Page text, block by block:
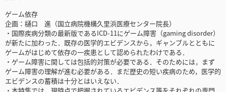
ゲーム依存
企画：樋口 進（国立病院機構久里浜医療センター院長）
・国際疾病分類の最新版であるICD-11にゲーム障害（gaming disorder）
が新たに加わった．既存の医学的エビデンスから，ギャンブルとともに
ゲームがはじめて依存の一疾患として認められたわけである．
・ゲーム障害に関しては包括的対策が必要である．そのためには，まず
ゲーム障害の理解が進む必要がある．まだ歴史の短い疾病のため，医学的
エビデンスの蓄積は十分とはいえない．